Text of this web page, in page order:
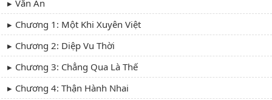
Văn Án
Chương 1: Một Khi Xuyên Việt
Chương 2: Diệp Vu Thời
Chương 3: Chẳng Qua Là Thế
Chương 4: Thận Hành Nhai